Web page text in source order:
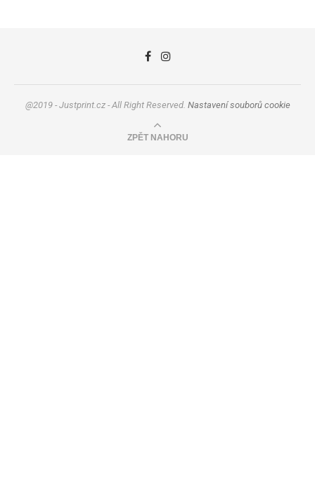
@2019 - Justprint.cz - All Right Reserved. Nastavení souborů cookie
ZPĚT NAHORU